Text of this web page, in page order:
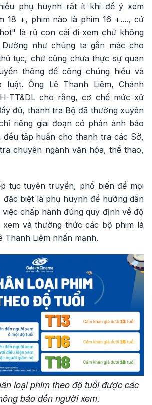
phụ huynh rất ít khi để ý xem
18 +, phim nào là phim 16 +...., cứ
là rủ con cái đi xem chứ không
như chúng ta gắn mác cho
tục, chứ cũng chưa thực sự quan
thông để công chúng hiểu và
luật. Ông Lê Thanh Liêm, Chánh
TT&DL cho rằng, cơ chế mức xử
đủ, thanh tra Bộ đã thường xuyên
riêng giai đoạn có phản ánh báo
đều tập huấn cho thanh tra các Sở,
chuyên ngành văn hóa, thể thao,
tục tuyên truyền, phổ biến để mọi
đặc biệt là phụ huynh để hướng dẫn
chấp hành đúng quy định về độ
xem và thưởng thức các bộ phim là
Thanh Liêm nhấn mạnh.
loại phim theo độ tuổi được các
báo đến người xem.